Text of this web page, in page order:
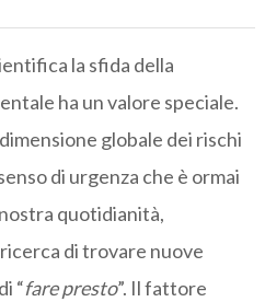
la sfida della
ha un valore speciale.
globale dei rischi
di urgenza che è ormai
quotidianità,
di trovare nuove
“fare presto”. Il fattore